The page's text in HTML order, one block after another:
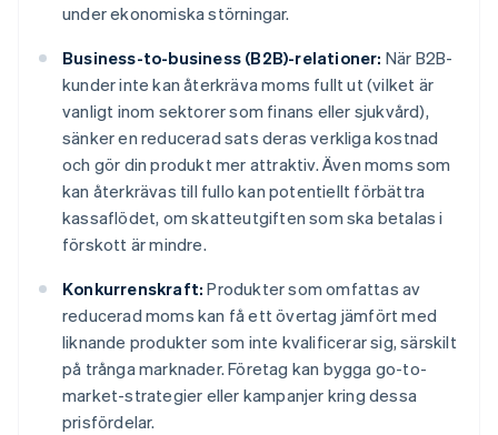
under ekonomiska störningar.
Business-to-business (B2B)-relationer: När B2B-
kunder inte kan återkräva moms fullt ut (vilket är
vanligt inom sektorer som finans eller sjukvård),
sänker en reducerad sats deras verkliga kostnad
och gör din produkt mer attraktiv. Även moms som
kan återkrävas till fullo kan potentiellt förbättra
kassaflödet, om skatteutgiften som ska betalas i
förskott är mindre.
Konkurrenskraft: Produkter som omfattas av
reducerad moms kan få ett övertag jämfört med
liknande produkter som inte kvalificerar sig, särskilt
på trånga marknader. Företag kan bygga go-to-
market-strategier eller kampanjer kring dessa
prisfördelar.